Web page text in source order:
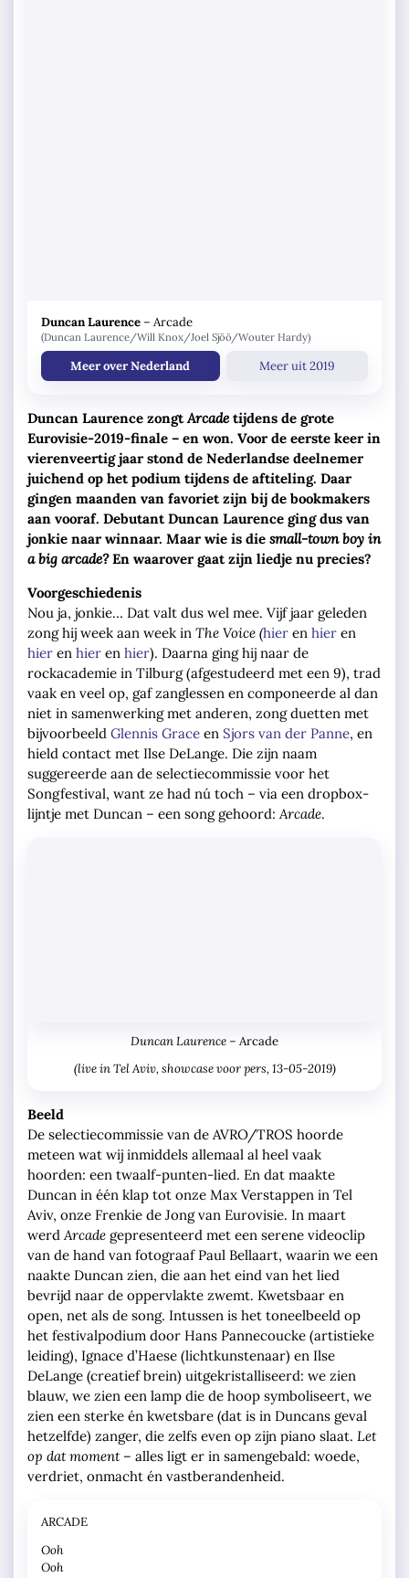
Duncan Laurence – Arcade
(Duncan Laurence/Will Knox/Joel Sjöö/Wouter Hardy)
Meer over Nederland Meer uit 2019
Duncan Laurence zongtArcadetijdens de grote
Eurovisie-2019-finale – en won. Voor de eerste keer in
vierenveertig jaar stond de Nederlandse deelnemer
juichend op het podium tijdens de aftiteling. Daar
gingen maanden van favoriet zijn bij de bookmakers
aan vooraf. Debutant Duncan Laurence ging dus van
jonkie naar winnaar. Maar wie is die small-town boy in
a big arcade?En waarover gaat zijn liedje nu precies?
Voorgeschiedenis
Nou ja, jonkie… Dat valt dus wel mee. Vijf jaar geleden
zong hij week aan week in The Voice (hier en hier en
hier en hier en hier). Daarna ging hij naar de
rockacademie in Tilburg (afgestudeerd met een 9), trad
vaak en veel op, gaf zanglessen en componeerde al dan
niet in samenwerking met anderen, zong duetten met
bijvoorbeeld Glennis Grace en Sjors van der Panne, en
hield contact met Ilse DeLange. Die zijn naam
suggereerde aan de selectiecommissie voor het
Songfestival, want ze had nú toch – via een dropbox-
lijntje met Duncan – een song gehoord:Arcade.
Duncan Laurence – Arcade
(live in Tel Aviv, showcase voor pers, 13-05-2019)
Beeld
De selectiecommissie van de AVRO/TROS hoorde
meteen wat wij inmiddels allemaal al heel vaak
hoorden: een twaalf-punten-lied. En dat maakte
Duncan in één klap tot onze Max Verstappen in Tel
Aviv, onze Frenkie de Jong van Eurovisie. In maart
werdArcade gepresenteerd met een serene videoclip
van de hand van fotograaf Paul Bellaart, waarin we een
naakte Duncan zien, die aan het eind van het lied
bevrijd naar de oppervlakte zwemt. Kwetsbaar en
open, net als de song. Intussen is het toneelbeeld op
het festivalpodium door Hans Pannecoucke (artistieke
leiding), Ignace d’Haese (lichtkunstenaar) en Ilse
DeLange (creatief brein) uitgekristalliseerd: we zien
blauw, we zien een lamp die de hoop symboliseert, we
zien een sterke én kwetsbare (dat is in Duncans geval
hetzelfde) zanger, die zelfs even op zijn piano slaat. Let
op dat moment– alles ligt er in samengebald: woede,
verdriet, onmacht én vastberandenheid.
ARCADE
Ooh
Ooh